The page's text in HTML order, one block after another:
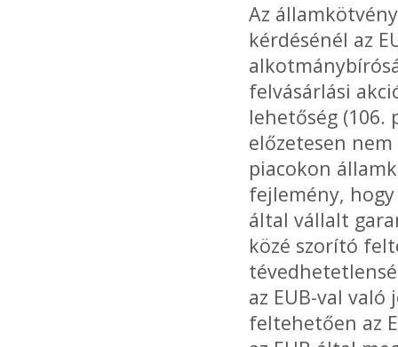
Az
kérdésénél az
felvásárlási
lehetőség (106.
előzetesen
piacokon
fejlemény,
által vállalt
közé szorító
az EUB-val
feltehetően az